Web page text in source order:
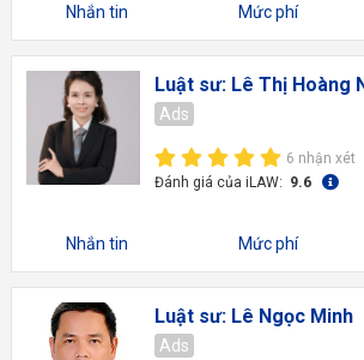
Nhắn tin Mức phí
Luật sư: Lê Thị Hoàng
Ads
6 nhận xét
Đánh giá của iLAW: 9.6
Nhắn tin Mức phí
Luật sư: Lê Ngọc Minh
Ads